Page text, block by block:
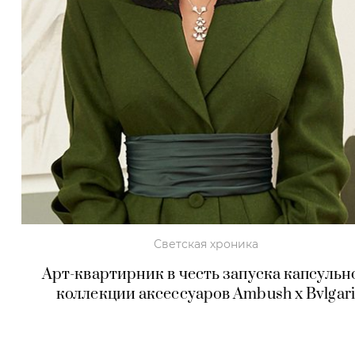
Светская хроника
Арт-квартирник в честь запуска
коллекции аксессуаров Ambush x Bvlgari